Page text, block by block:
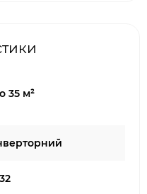
35 м²